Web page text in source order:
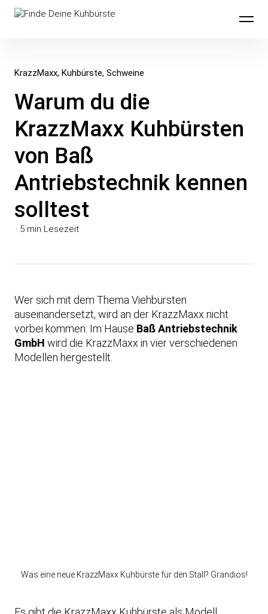
Inhalte
überspringen
Finde Deine Kuhbürste
KrazzMaxx Kuhbürste Schweine
Warum du die
KrazzMaxx Kuhbürsten
von Baß
Antriebstechnik kennen
solltest
5 min Lesezeit
Wer sich mit dem Thema Viehbürsten
auseinandersetzt, wird an der KrazzMaxx nicht
vorbei kommen. Im Hause Baß Antriebstechnik
GmbH wird die KrazzMaxx in vier verschiedenen
Modellen hergestellt.
Was eine neue KrazzMaxx Kuhbürste für den Stall? Grandios!